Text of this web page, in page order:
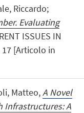
Riccardo;
Evaluating
ISSUES IN
17 [Articolo in
Matteo,A Novel
Infrastructures: A